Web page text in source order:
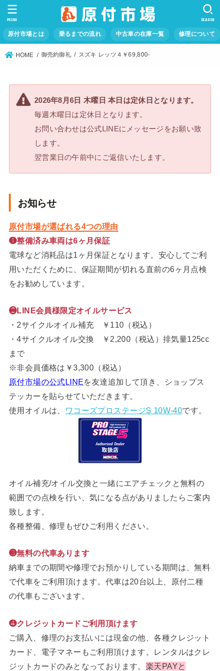
原付市場とは 乗るまでの流れ 中古車の在庫一覧 修理について
SEARCH
MENU
HOME 御売約御礼 スズキ レッツ４￥69,800-
2026年8月6日 木曜日 本日は定休日となります。
毎週木曜日は定休日となります。
お問い合わせは公式LINEにメッセージをお願い致
します。
翌営業日の午前中にご返信いたします。
お知らせ
原付市場が選ばれる4つの理由
❶整備済み車両は6ヶ月保証
電球など消耗品は1ヶ月保証となります。安心してご利
用いただくために、保証期間が切れる直前の6ヶ月点検
をお勧めしています。
❷LINE会員様限定オイルサービス
・2サイクルオイル補充 ￥110（税込）
・4サイクルオイル交換 ￥2,200（税込）排気量125cc
まで
※非会員価格は￥3,300（税込）
原付市場の公式LINEを友達追加して頂き、ショップス
テッカーを貼らせていただきます。
使用オイルは、
ワコーズプロステージS 10W-40です。
オイル補充/オイル交換と一緒にエアチェックと無料の
範囲での点検を行い、気になる点がありましたらご案内
致します。
各種整備、修理もぜひご利用ください。
❸無料の代車あります
納車までの期間や修理でお預かりしている期間は、無料
で代車をご利用頂けます。代車は20台以上、原付二種
の代車もございます。
❹クレジットカードご利用頂けます
ご購入、修理のお支払いには現金の他、各種クレジット
カード、電子マネーもご利用頂けます。レンタルはクレ
ジットカードのみとなっております。 楽天PAYと